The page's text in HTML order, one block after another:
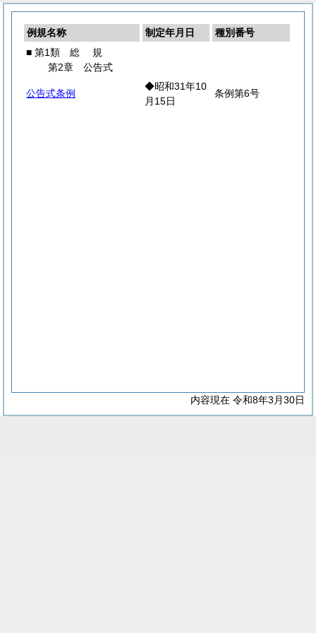
例規名称 制定年月日
種別番号
■ 第1類 総 規
第2章 公告式
公告式条例
◆昭和31年10
月15日
条例第6号
内容現在 令和8年3月30日